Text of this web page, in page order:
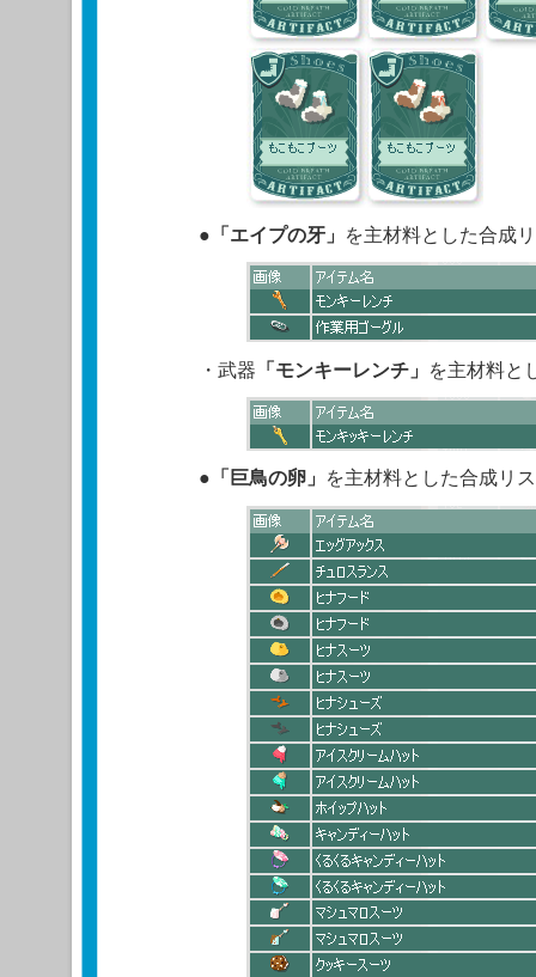
● 「 エイプの牙 」 を主材料とした合成
・武器 「モンキーレンチ」 を主材料と
● 「 巨鳥の卵 」 を主材料とした合成リ